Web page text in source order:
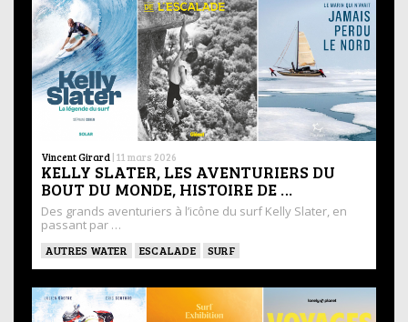
Vincent Girard | 11 mars 2026
KELLY SLATER, LES AVENTURIERS DU
BOUT DU MONDE, HISTOIRE DE …
Des grands aventuriers à l’icône du surf Kelly Slater, en
passant par …
AUTRES WATER ESCALADE SURF